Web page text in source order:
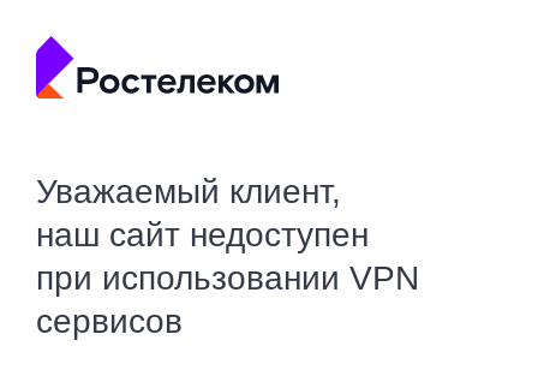
Уважаемый клиент,
наш сайт недоступен
при использовании VPN
сервисов